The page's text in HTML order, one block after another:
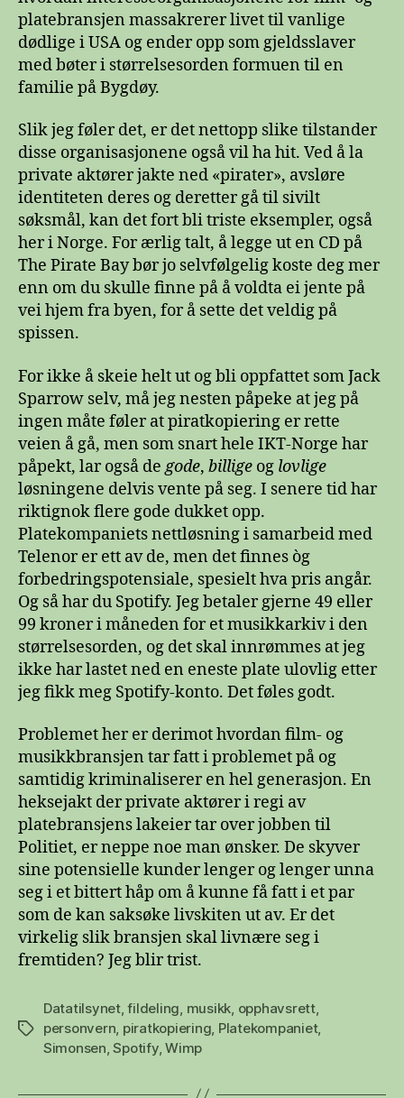
platebransjen massakrerer livet til vanlige
dødlige i USA og ender opp som gjeldsslaver
med bøter i størrelsesorden formuen til en
familie på Bygdøy.
Slik jeg føler det, er det nettopp slike tilstander
disse organisasjonene også vil ha hit. Ved å la
private aktører jakte ned «pirater», avsløre
identiteten deres og deretter gå til sivilt
søksmål, kan det fort bli triste eksempler, også
her i Norge. For ærlig talt, å legge ut en CD på
The Pirate Bay bør jo selvfølgelig koste deg mer
enn om du skulle finne på å voldta ei jente på
vei hjem fra byen, for å sette det veldig på
spissen.
For ikke å skeie helt ut og bli oppfattet som Jack
Sparrow selv, må jeg nesten påpeke at jeg på
ingen måte føler at piratkopiering er rette
veien å gå, men som snart hele IKT-Norge har
påpekt, lar også degode, billige og lovlige
løsningene delvis vente på seg. I senere tid har
riktignok flere gode dukket opp.
Platekompaniets nettløsning i samarbeid med
Telenor er ett av de, men det finnes òg
forbedringspotensiale, spesielt hva pris angår.
Og så har du Spotify. Jeg betaler gjerne 49 eller
99 kroner i måneden for et musikkarkiv i den
størrelsesorden, og det skal innrømmes at jeg
ikke har lastet ned en eneste plate ulovlig etter
jeg fikk meg Spotify-konto. Det føles godt.
Problemet her er derimot hvordan film- og
musikkbransjen tar fatt i problemet på og
samtidig kriminaliserer en hel generasjon. En
heksejakt der private aktører i regi av
platebransjens lakeier tar over jobben til
Politiet, er neppe noe man ønsker. De skyver
sine potensielle kunder lenger og lenger unna
seg i et bittert håp om å kunne få fatt i et par
som de kan saksøke livskiten ut av. Er det
virkelig slik bransjen skal livnære seg i
fremtiden? Jeg blir trist.
Stikkord
Datatilsynet,fildeling, musikk, opphavsrett,
personvern, piratkopiering, Platekompaniet,
Simonsen,Spotify,Wimp